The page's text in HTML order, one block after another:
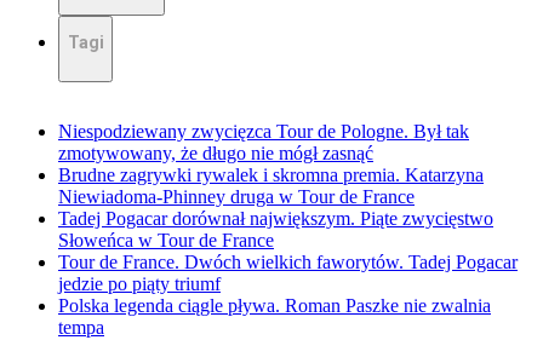
Tagi
Niespodziewany zwycięzca Tour de Pologne. Był tak
zmotywowany, że długo nie mógł zasnąć
Brudne zagrywki rywalek i skromna premia. Katarzyna
Niewiadoma-Phinney druga w Tour de France
Tadej Pogacar dorównał największym. Piąte zwycięstwo
Słoweńca w Tour de France
Tour de France. Dwóch wielkich faworytów. Tadej Pogacar
jedzie po piąty triumf
Polska legenda ciągle pływa. Roman Paszke nie zwalnia
tempa